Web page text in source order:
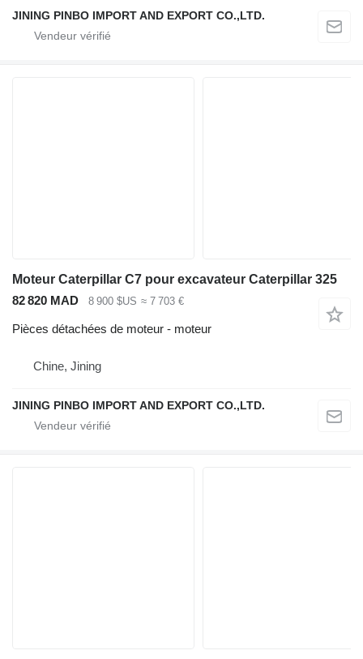
JINING PINBO IMPORT AND EXPORT CO.,LTD.
Moteur Caterpillar C7 pour excavateur Caterpillar 325
82 820 MAD
8 900 $US ≈ 7 703 €
Pièces détachées de moteur - moteur
Chine, Jining
JINING PINBO IMPORT AND EXPORT CO.,LTD.